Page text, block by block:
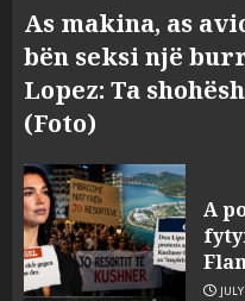
As makina, as
bën seksi një
Lopez: Ta
(Foto)
A
3